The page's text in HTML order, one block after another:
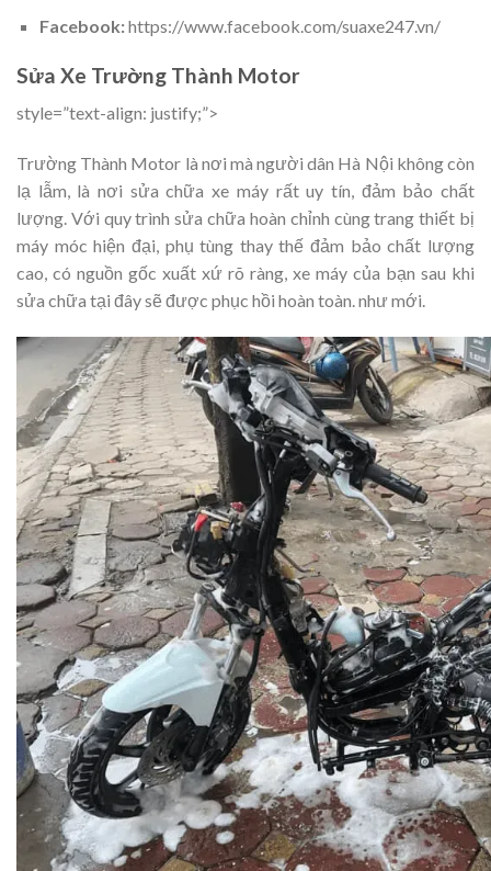
Facebook:https://www.facebook.com/suaxe247.vn/
Sửa Xe Trường Thành Motor
style=”text-align: justify;”>
Trường Thành Motor là nơi mà người dân Hà Nội không còn
lạ lẫm, là nơi sửa chữa xe máy rất uy tín, đảm bảo chất
lượng. Với quy trình sửa chữa hoàn chỉnh cùng trang thiết bị
máy móc hiện đại, phụ tùng thay thế đảm bảo chất lượng
cao, có nguồn gốc xuất xứ rõ ràng, xe máy của bạn sau khi
sửa chữa tại đây sẽ được phục hồi hoàn toàn. như mới.